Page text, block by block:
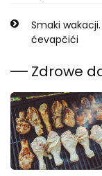
Smaki
ćevapčići
Zdrowe